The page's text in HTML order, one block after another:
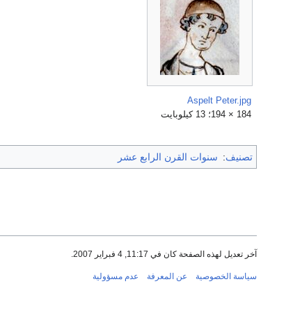
Aspelt Peter.jpg
184 × 194؛ 13 كيلوبايت
تصنيف: سنوات القرن الرابع عشر
آخر تعديل لهذه الصفحة كان في 11:17, 4 فبراير 2007.
سياسة الخصوصية عن المعرفة عدم مسؤولية